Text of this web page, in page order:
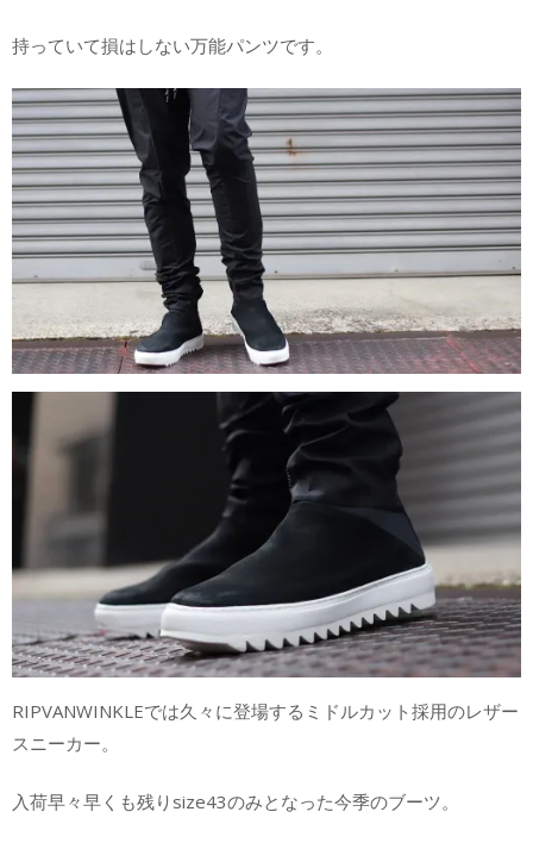
持っていて損はしない万能パンツです。
RIPVANWINKLEでは久々に登場するミドルカット採用のレザー
スニーカー。
入荷早々早くも残りsize43のみとなった今季のブーツ。